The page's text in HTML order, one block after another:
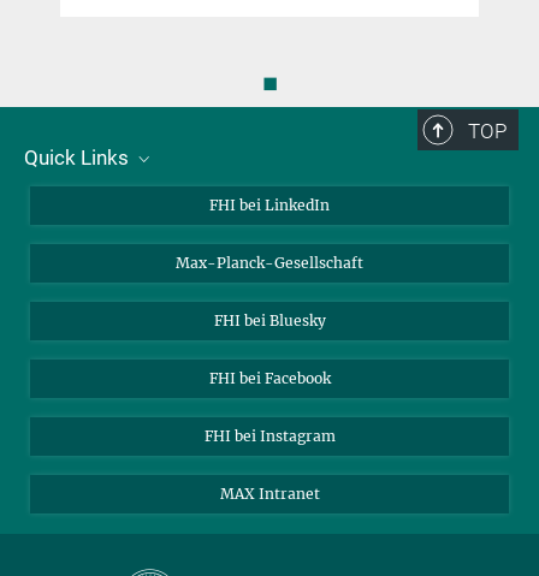
◼
TOP
Quick Links
Kontakt
Stellenangebote
FHI bei LinkedIn
Max-Planck-Gesellschaft
FHI bei Bluesky
FHI bei Facebook
FHI bei Instagram
MAX Intranet